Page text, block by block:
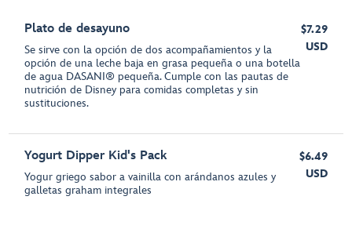
Plato de desayuno
Se sirve con la opción de dos acompañamientos y la
opción de una leche baja en grasa pequeña o una botella
de agua DASANI® pequeña. Cumple con las pautas de
nutrición de Disney para comidas completas y sin
sustituciones.
$7.29
USD
Yogurt Dipper Kid's Pack
Yogur griego sabor a vainilla con arándanos azules y
galletas graham integrales
$6.49
USD